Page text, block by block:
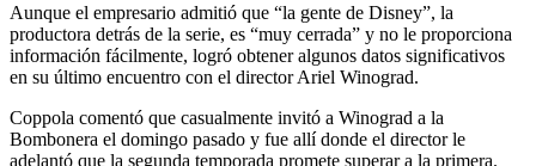
Aunque el empresario admitió que “la gente de Disney”, la
productora detrás de la serie, es “muy cerrada” y no le proporciona
información fácilmente, logró obtener algunos datos significativos
en su último encuentro con el director Ariel Winograd.
Coppola comentó que casualmente invitó a Winograd a la
Bombonera el domingo pasado y fue allí donde el director le
adelantó que la segunda temporada promete superar a la primera.